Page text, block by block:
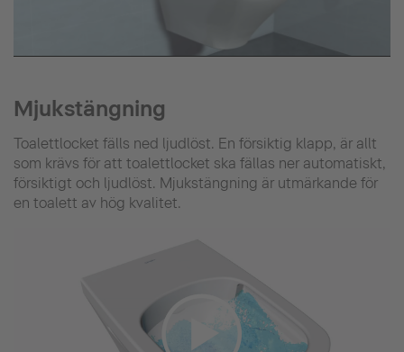
Mjukstängning
Toalettlocket fälls ned ljudlöst. En försiktig klapp, är allt
som krävs för att toalettlocket ska fällas ner automatiskt,
försiktigt och ljudlöst. Mjukstängning är utmärkande för
en toalett av hög kvalitet.